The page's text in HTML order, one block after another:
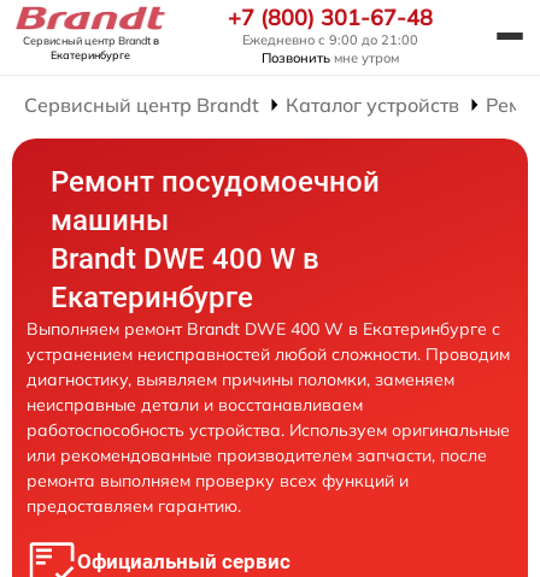
Сервисный центр Brandtв
Екатеринбурге
+7 (800) 301-67-48
Ежедневно с 9:00 до 21:00
Позвонить мне утром
Сервисный центр Brandt Каталог устройств
Ремонт посудомоечной
машины
Brandt DWE 400 W в
Екатеринбурге
Выполняем ремонт Brandt DWE 400 W в Екатеринбурге с
устранением неисправностей любой сложности. Проводим
диагностику, выявляем причины поломки, заменяем
неисправные детали и восстанавливаем
работоспособность устройства. Используем оригинальные
или рекомендованные производителем запчасти, после
ремонта выполняем проверку всех функций и
предоставляем гарантию.
Официальный сервис